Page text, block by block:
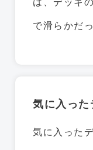
は、デッキ
で滑らかだ
気に入った
気に入った